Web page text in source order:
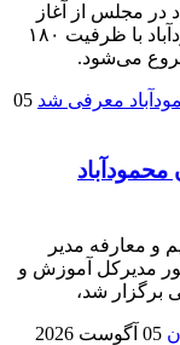
در مجلس از آغاز
اجرای فاز نخست نیروگاه ۵۰۰ مگاواتی محمودآباد با ظرفیت ۱۸۰
می‌شود.
05
و معارفه مدیر
مدیرکل آموزش و
برگزار شد،
05 آگوست 2026